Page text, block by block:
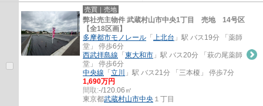
和した街並みです♪ □コミュニティを育む5Mの...
売買｜売地
弊社売主物件 武蔵村山市中央1丁目 売地 14号区
【全18区画】
多摩都市モノレール 「 上北台 」駅 バス19分 「薬師
堂」 停歩6分
西武拝島線 「 東大和市 」駅 バス20分 「萩の尾薬師
堂」 停歩6分
中央線 「 立川
」駅 バス21分 「三本榎」 停歩7分
1,690万円
間取:-/120.06㎡
東京都武蔵村山市中央 １丁目